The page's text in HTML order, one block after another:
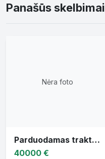
Panašūs skelbimai
Nėra foto
Parduodamas traktorius CASE PUMA 130
40000 €